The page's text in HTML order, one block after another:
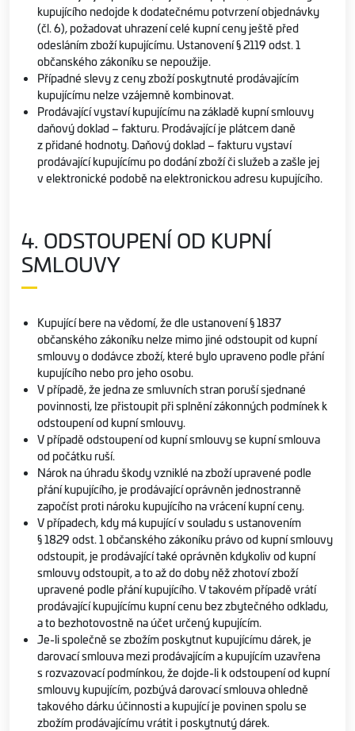
kupujícího nedojde k dodatečnému potvrzení objednávky
(čl. 6), požadovat uhrazení celé kupní ceny ještě před
odesláním zboží kupujícímu. Ustanovení § 2119 odst. 1
občanského zákoníku se nepoužije.
Případné slevy z ceny zboží poskytnuté prodávajícím
kupujícímu nelze vzájemně kombinovat.
Prodávající vystaví kupujícímu na základě kupní smlouvy
daňový doklad – fakturu. Prodávající je plátcem daně
z přidané hodnoty. Daňový doklad – fakturu vystaví
prodávající kupujícímu po dodání zboží či služeb a zašle jej
v elektronické podobě na elektronickou adresu kupujícího.
4. ODSTOUPENÍ OD KUPNÍ
SMLOUVY
Kupující bere na vědomí, že dle ustanovení § 1837
občanského zákoníku nelze mimo jiné odstoupit od kupní
smlouvy o dodávce zboží, které bylo upraveno podle přání
kupujícího nebo pro jeho osobu.
V případě, že jedna ze smluvních stran poruší sjednané
povinnosti, lze přistoupit při splnění zákonných podmínek k
odstoupení od kupní smlouvy.
V případě odstoupení od kupní smlouvy se kupní smlouva
od počátku ruší.
Nárok na úhradu škody vzniklé na zboží upravené podle
přání kupujícího, je prodávající oprávněn jednostranně
započíst proti nároku kupujícího na vrácení kupní ceny.
V případech, kdy má kupující v souladu s ustanovením
§ 1829 odst. 1 občanského zákoníku právo od kupní smlouvy
odstoupit, je prodávající také oprávněn kdykoliv od kupní
smlouvy odstoupit, a to až do doby něž zhotoví zboží
upravené podle přání kupujícího. V takovém případě vrátí
prodávající kupujícímu kupní cenu bez zbytečného odkladu,
a to bezhotovostně na účet určený kupujícím.
Je-li společně se zbožím poskytnut kupujícímu dárek, je
darovací smlouva mezi prodávajícím a kupujícím uzavřena
s rozvazovací podmínkou, že dojde-li k odstoupení od kupní
smlouvy kupujícím, pozbývá darovací smlouva ohledně
takového dárku účinnosti a kupující je povinen spolu se
zbožím prodávajícímu vrátit i poskytnutý dárek.